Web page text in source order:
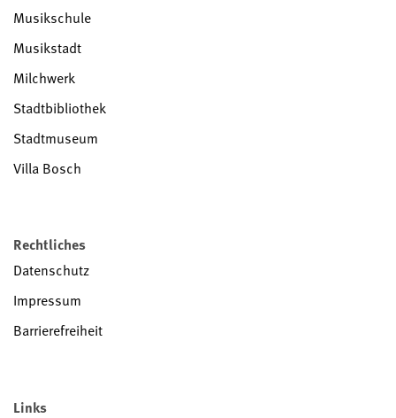
Musikschule
Musikstadt
Milchwerk
Stadtbibliothek
Stadtmuseum
Villa Bosch
Rechtliches
Datenschutz
Impressum
Barrierefreiheit
Links